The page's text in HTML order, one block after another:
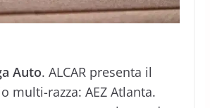
Auto. ALCAR presenta il
multi-razza: AEZ Atlanta.